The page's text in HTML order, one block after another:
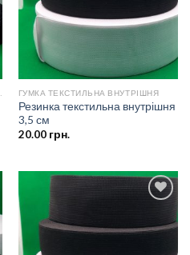
ГУМКА ТЕКСТИЛЬНА ВНУТРІШНЯ
Резинка текстильна внутрішня
3,5 см
20.00грн.
списку